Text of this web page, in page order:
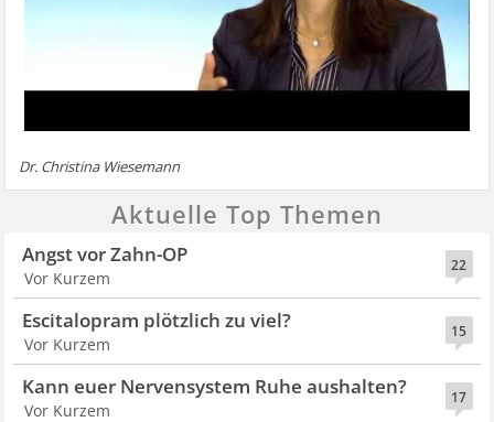
Dr. Christina Wiesemann
Aktuelle Top Themen
22
Angst vor Zahn-OP
Vor Kurzem
15
Escitalopram plötzlich zu viel?
Vor Kurzem
17
Kann euer Nervensystem Ruhe aushalten?
Vor Kurzem